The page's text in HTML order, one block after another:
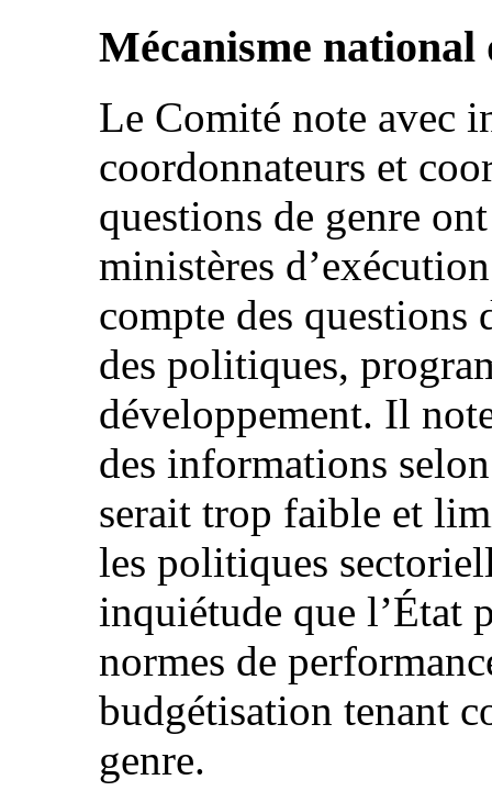
Mécanisme national
Le Comité note avec
coordonnateurs et
questions de genre
ministères
compte des questions
des politiques,
développement. Il
des informations
serait trop faible et
les politiques
inquiétude que l’État
normes de
budgétisation tenant
genre.